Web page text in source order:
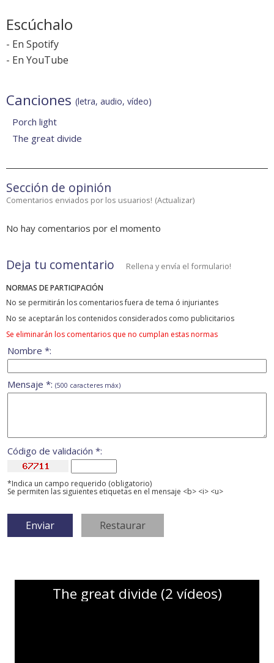
Escúchalo
- En Spotify
- En YouTube
Canciones (letra, audio, vídeo)
Porch light
The great divide
Sección de opinión
Comentarios enviados por los usuarios! (Actualizar)
No hay comentarios por el momento
Deja tu comentario Rellena y envía el formulario!
NORMAS DE PARTICIPACIÓN
No se permitirán los comentarios fuera de tema ó injuriantes
No se aceptarán los contenidos considerados como publicitarios
Se eliminarán los comentarios que no cumplan estas normas
Nombre *:
Mensaje *: (500 caracteres máx)
Código de validación *:
*Indica un campo requerido (obligatorio)
Se permiten las siguientes etiquetas en el mensaje <b> <i> <u>
The great divide (2 vídeos)